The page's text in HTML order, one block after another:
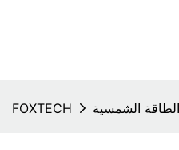
FOXTECH الشمسية